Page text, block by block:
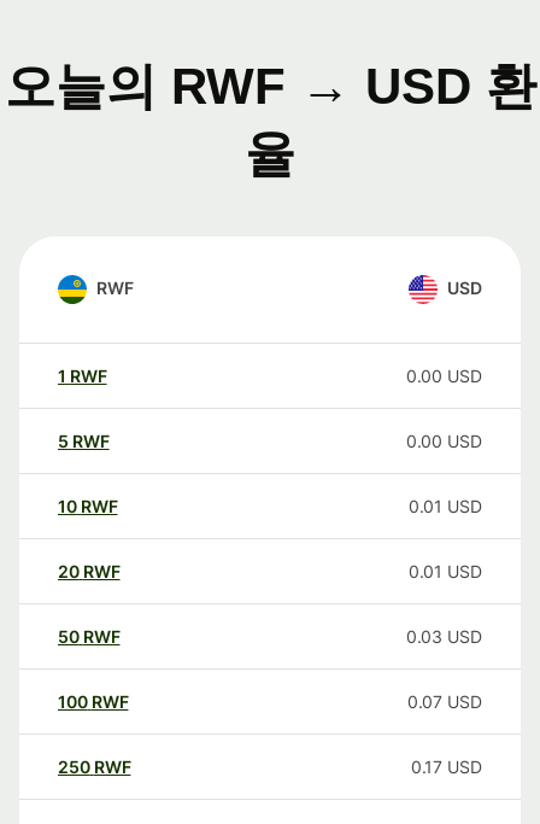
오늘의 RWF → USD 환
율
RWF USD
1 RWF 0.00 USD
5 RWF 0.00 USD
10 RWF 0.01 USD
20 RWF 0.01 USD
50 RWF 0.03 USD
100 RWF 0.07 USD
250 RWF 0.17 USD